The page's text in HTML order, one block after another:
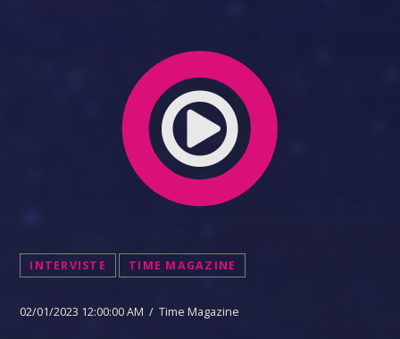
INTERVISTE TIME MAGAZINE
02/01/2023 12:00:00 AM / Time Magazine